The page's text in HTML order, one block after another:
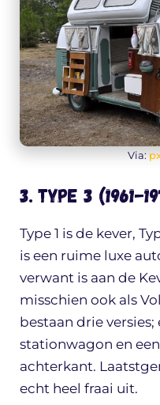
Via:
3. Type 3 (1961-
Type 1 is de kever,
is een ruime luxe
verwant is aan de
misschien ook als
bestaan drie versies;
stationwagon en
achterkant.
echt heel fraai uit.